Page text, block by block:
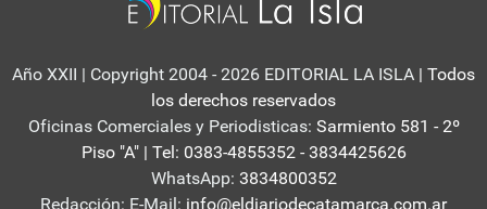
Año XXII | Copyright 2004 - 2026 EDITORIAL LA ISLA | Todos
los derechos reservados
Oficinas Comerciales y Periodisticas: Sarmiento 581 - 2º
Piso "A" | Tel: 0383-4855352 - 3834425626
WhatsApp: 3834800352
Redacción: E-Mail: info@eldiariodecatamarca.com.ar